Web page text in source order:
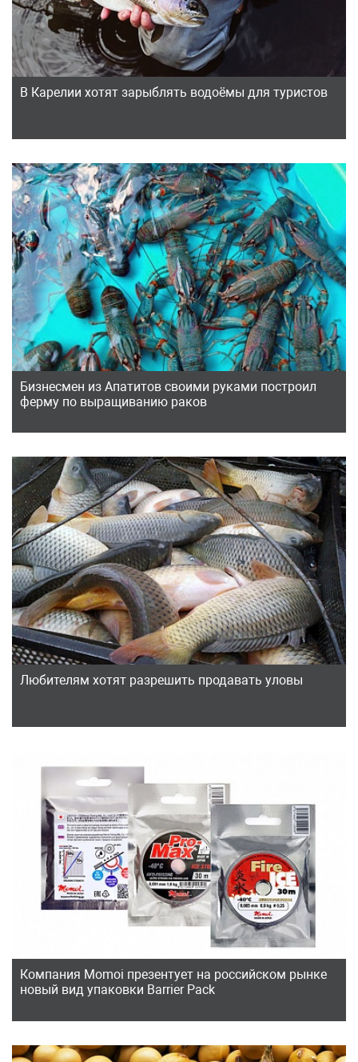
В Карелии хотят зарыблять водоёмы для туристов
Бизнесмен из Апатитов своими руками построил
ферму по выращиванию раков
Любителям хотят разрешить продавать уловы
Компания Мomoi презентует на российском рынке
новый вид упаковки Barrier Pack